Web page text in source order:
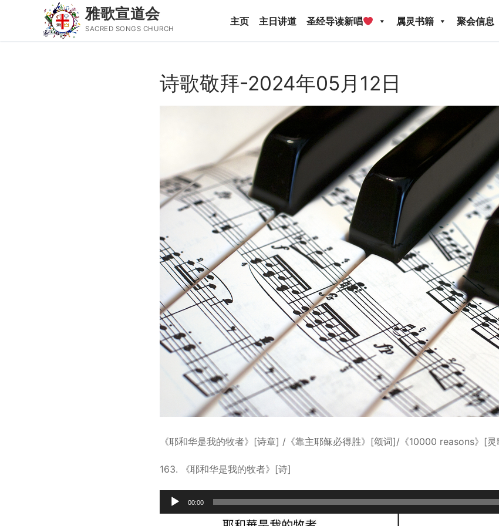
雅歌宣道会
SACRED SONGS CHURCH
主页 主日讲道 圣经导读新唱 属灵书籍 聚会信息
主日讲道 圣经导读新唱 属灵书籍 聚会信息 音乐事工
关于我们
诗歌敬拜-2024年05月12日
《耶和华是我的牧者》[诗章] /《靠主耶稣必得胜》[颂词]/《10000 reasons》[灵
163. 《耶和华是我的牧者》[诗]
Audio
Player
00:00